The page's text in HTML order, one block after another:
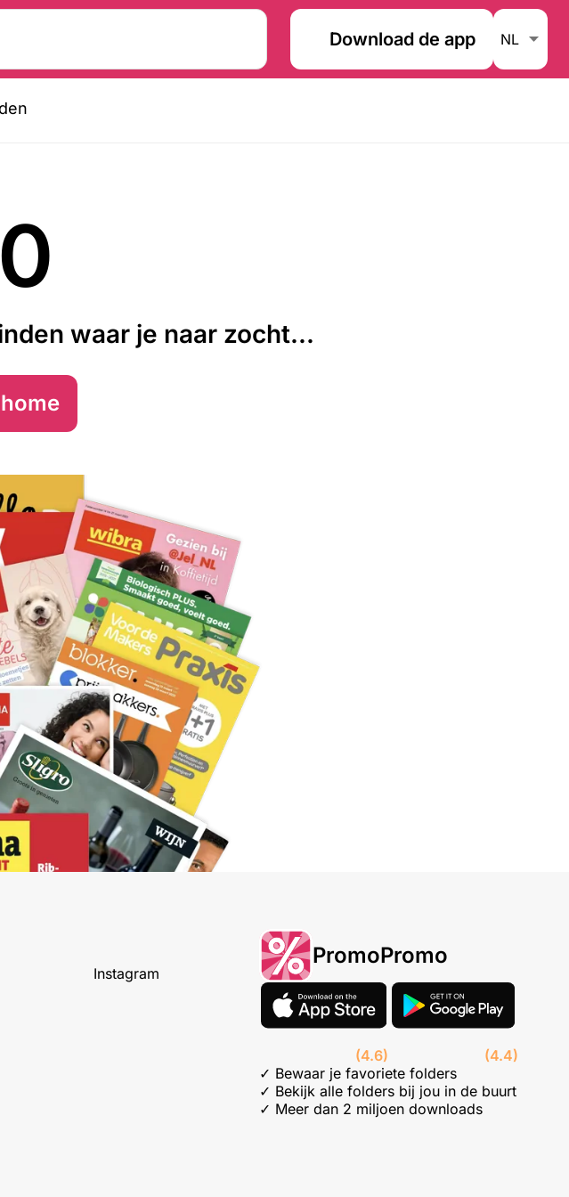
Download de app
waar je naar zocht...
Instagram
PromoPromo
(4.6)
(4.4)
✓ Bewaar je favoriete folders
✓ Bekijk alle folders bij jou in de buurt
✓ Meer dan 2 miljoen downloads